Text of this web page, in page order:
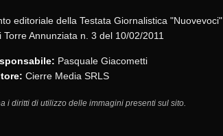
editoriale della Testata Giornalistica "Nuovevoci"
Annunziata n. 3 del 10/02/2011
Pasquale Giacometti
Cierre Media SRLS
i diritti di utilizzo delle immagini presenti sul sito.